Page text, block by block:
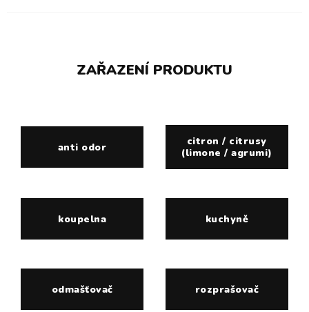
ZAŘAZENÍ PRODUKTU
anti odor
citron / citrusy
(limone / agrumi)
koupelna kuchyně
odmašťovač rozprašovač